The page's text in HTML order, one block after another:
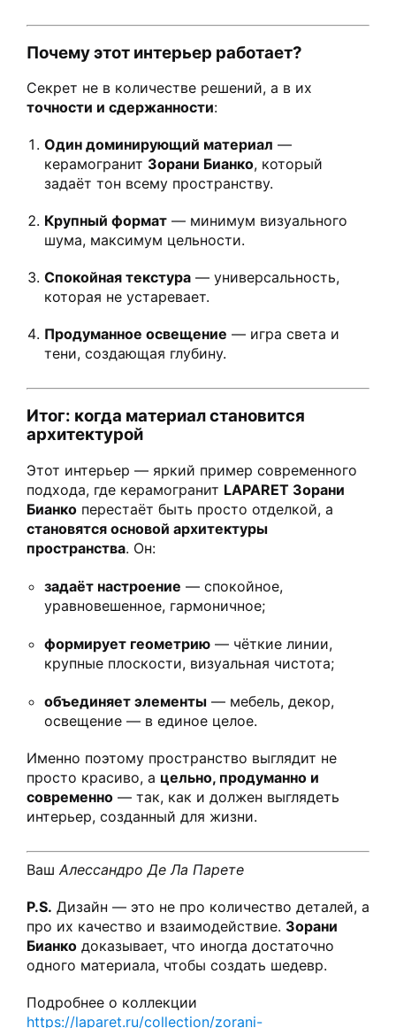
Почему этот интерьер работает?
Секрет не в количестве решений, а в их
точности и сдержанности:
Один доминирующий материал —
керамогранит Зорани Бианко, который
задаёт тон всему пространству.
Крупный формат — минимум визуального
шума, максимум цельности.
Спокойная текстура — универсальность,
которая не устаревает.
Продуманное освещение — игра света и
тени, создающая глубину.
Итог: когда материал становится
архитектурой
Этот интерьер — яркий пример современного
подхода, где керамогранит LAPARET Зорани
Бианко перестаёт быть просто отделкой, а
становятся основой архитектуры
пространства. Он:
задаёт настроение — спокойное,
уравновешенное, гармоничное;
формирует геометрию — чёткие линии,
крупные плоскости, визуальная чистота;
объединяет элементы — мебель, декор,
освещение — в единое целое.
Именно поэтому пространство выглядит не
просто красиво, а цельно, продуманно и
современно — так, как и должен выглядеть
интерьер, созданный для жизни.
Ваш Алессандро Де Ла Парете
P.S. Дизайн — это не про количество деталей, а
про их качество и взаимодействие. Зорани
Бианко доказывает, что иногда достаточно
одного материала, чтобы создать шедевр.
Подробнее о коллекции
https://laparet.ru/collection/zorani-